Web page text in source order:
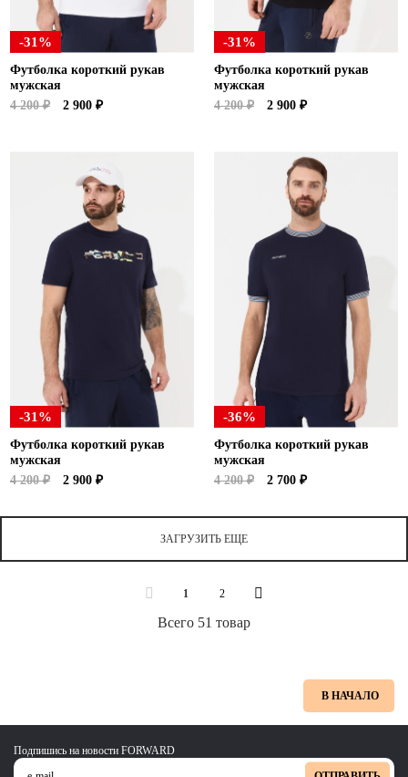
-31%
Футболка короткий рукав
мужская
4 200 ₽
2 900 ₽
-31%
Футболка короткий рукав
мужская
4 200 ₽
2 900 ₽
-31%
Футболка короткий рукав
мужская
4 200 ₽
2 900 ₽
-36%
Футболка короткий рукав
мужская
4 200 ₽
2 700 ₽
ЗАГРУЗИТЬ ЕЩЕ
1 2
Всего 51 товар
В НАЧАЛО
Подпишись на новости FORWARD